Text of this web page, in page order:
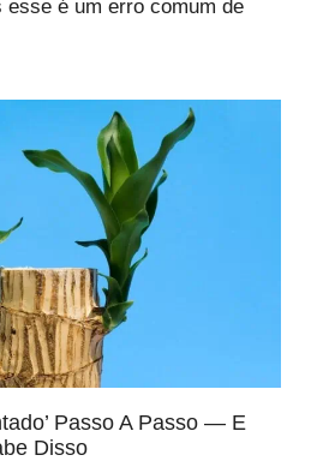
é um erro comum de
Passo A Passo — E
Disso